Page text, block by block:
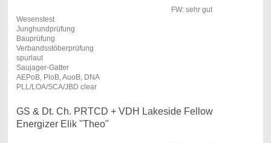
FW: sehr gut
Wesenstest
Junghundprüfung
Bauprüfung
Verbandsstöberprüfung
spurlaut
Saujager-Gatter
AEPoB, PloB, AuoB, DNA
PLL/LOA/SCA/JBD clear
GS & Dt. Ch. PRTCD + VDH Lakeside Fellow
Energizer Elik "Theo"